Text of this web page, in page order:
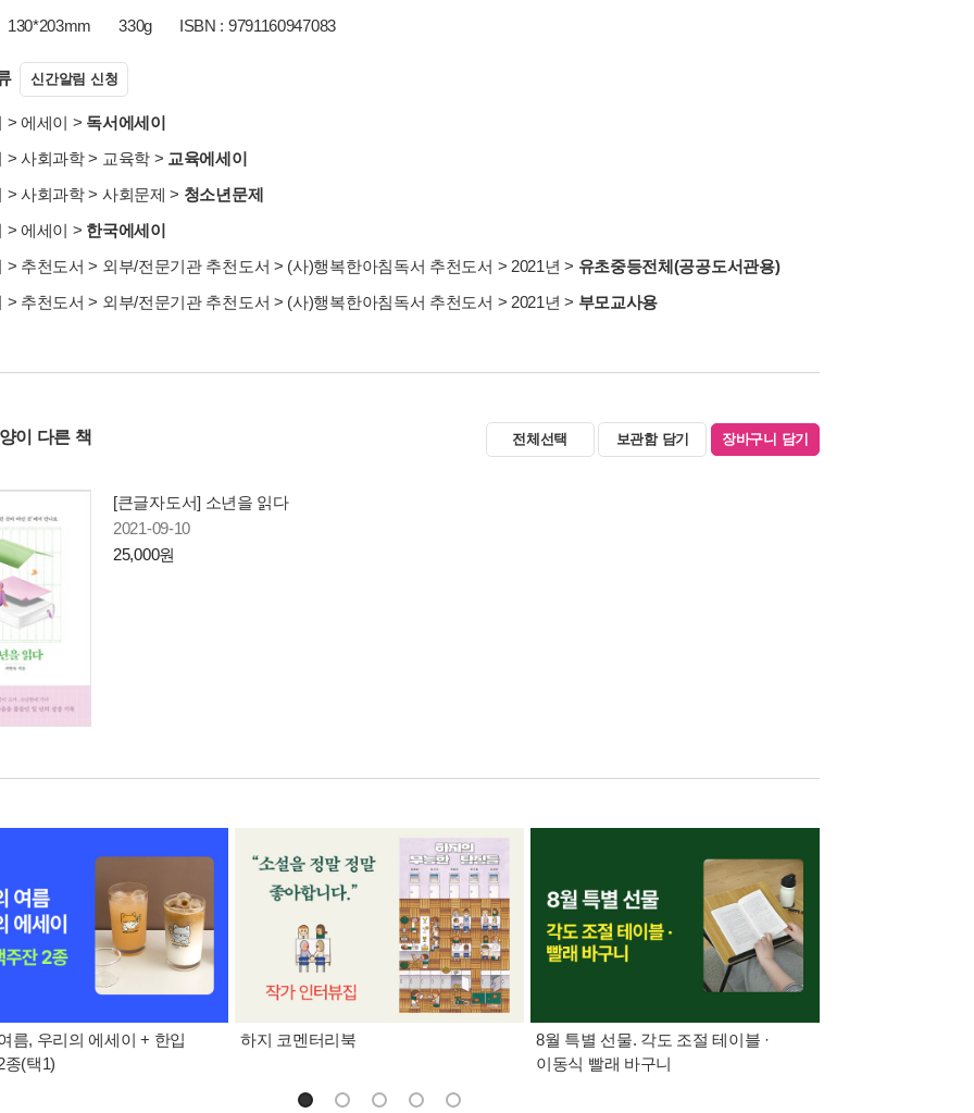
130*203mm 330g ISBN : 9791160947083
신간알림 신청
> 에세이 > 독서에세이
> 사회과학> 교육학> 교육에세이
> 사회과학> 사회문제 > 청소년문제
> 에세이 > 한국에세이
> 추천도서 > 외부/전문기관 추천도서 > (사)행복한아침독서 추천도서 > 2021년 > 유초중등전체(공공도서관용)
> 추천도서 > 외부/전문기관 추천도서 > (사)행복한아침독서 추천도서 > 2021년 > 부모교사용
이 다른 책 전체선택 보관함 담기 장바구니 담기
[큰글자도서] 소년을 읽다
2021-09-10
25,000원
름, 우리의 에세이 + 한입
종(택1)
하지 코멘터리북
8월 특별 선물. 각도 조절 테이블 ·
이동식 빨래 바구니